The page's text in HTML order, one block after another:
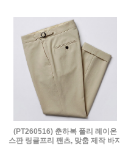
(PT260516) 춘하복 폴리 레이온
스판 링클프리 팬츠, 맞춤 제작 바지